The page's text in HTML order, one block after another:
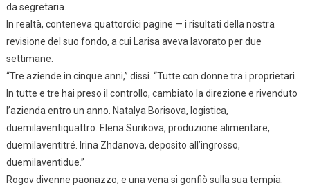
da segretaria.
In realtà, conteneva quattordici pagine — i risultati della nostra
revisione del suo fondo, a cui Larisa aveva lavorato per due
settimane.
“Tre aziende in cinque anni,” dissi. “Tutte con donne tra i proprietari.
In tutte e tre hai preso il controllo, cambiato la direzione e rivenduto
l’azienda entro un anno. Natalya Borisova, logistica,
duemilaventiquattro. Elena Surikova, produzione alimentare,
duemilaventitré. Irina Zhdanova, deposito all’ingrosso,
duemilaventidue.”
Rogov divenne paonazzo, e una vena si gonfiò sulla sua tempia.